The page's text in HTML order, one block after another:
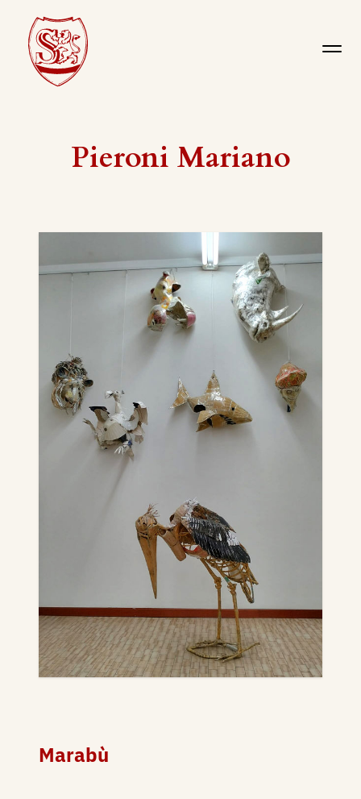
Pieroni Mariano
Marabù